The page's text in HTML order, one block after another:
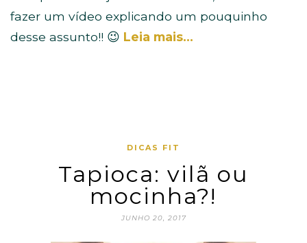
fazer um vídeo explicando um pouquinho
desse assunto!! 😉 Leia mais…
DICAS FIT
Tapioca: vilã ou
mocinha?!
JUNHO 20, 2017